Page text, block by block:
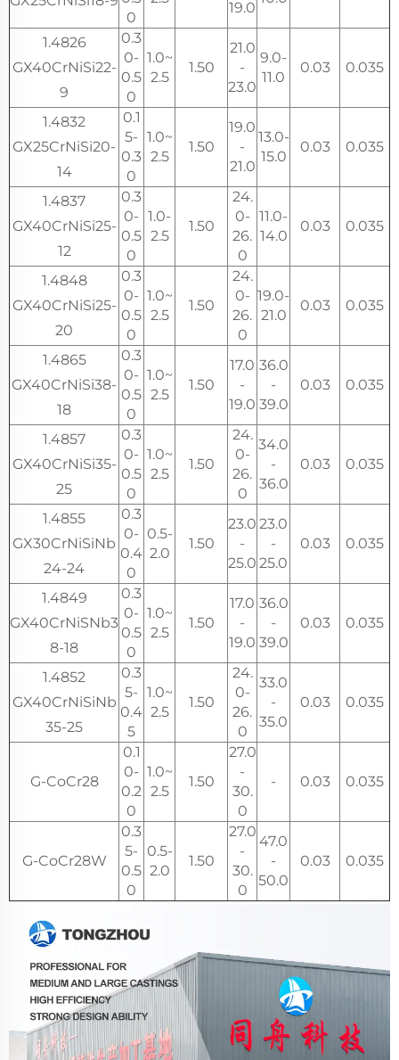
0
19.0
1.4826
GX40CrNiSi22-
9
0.3
0-
0.5
0
1.0~
2.5
1.50
21.0
-
23.0
9.0-
11.0
0.03 0.035
1.4832
GX25CrNiSi20-
14
0.1
5-
0.3
0
1.0~
2.5
1.50
19.0
-
21.0
13.0-
15.0
0.03 0.035
1.4837
GX40CrNiSi25-
12
0.3
0-
0.5
0
1.0-
2.5
1.50
24.
0-
26.
0
11.0-
14.0
0.03 0.035
1.4848
GX40CrNiSi25-
20
0.3
0-
0.5
0
1.0~
2.5
1.50
24.
0-
26.
0
19.0-
21.0
0.03 0.035
1.4865
GX40CrNiSi38-
18
0.3
0-
0.5
0
1.0~
2.5
1.50
17.0
-
19.0
36.0
-
39.0
0.03 0.035
1.4857
GX40CrNiSi35-
25
0.3
0-
0.5
0
1.0~
2.5
1.50
24.
0-
26.
0
34.0
-
36.0
0.03 0.035
1.4855
GX30CrNiSiNb
24-24
0.3
0-
0.4
0
0.5-
2.0
1.50
23.0
-
25.0
23.0
-
25.0
0.03 0.035
1.4849
GX40CrNiSNb3
8-18
0.3
0-
0.5
0
1.0~
2.5
1.50
17.0
-
19.0
36.0
-
39.0
0.03 0.035
1.4852
GX40CrNiSiNb
35-25
0.3
5-
0.4
5
1.0~
2.5
1.50
24.
0-
26.
0
33.0
-
35.0
0.03 0.035
G-CoCr28
0.1
0-
0.2
0
1.0~
2.5
1.50
27.0
-
30.
0
- 0.03 0.035
G-CoCr28W
0.3
5-
0.5
0
0.5-
2.0
1.50
27.0
-
30.
0
47.0
-
50.0
0.03 0.035